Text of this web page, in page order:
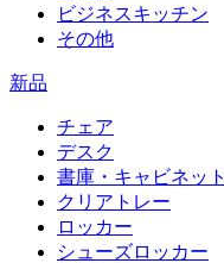
ビジネスキッチン
その他
新品
チェア
デスク
書庫・キャビネット
クリアトレー
ロッカー
シューズロッカー